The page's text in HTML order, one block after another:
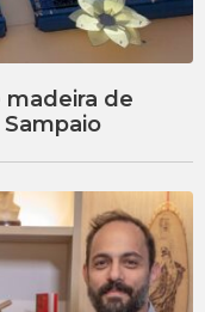
de